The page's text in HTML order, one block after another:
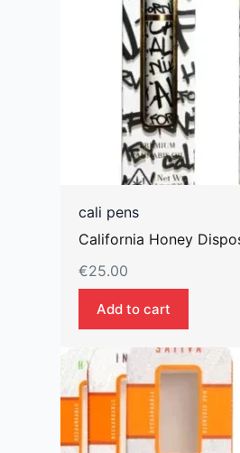
cali pens
California Honey
€25.00
Add to cart